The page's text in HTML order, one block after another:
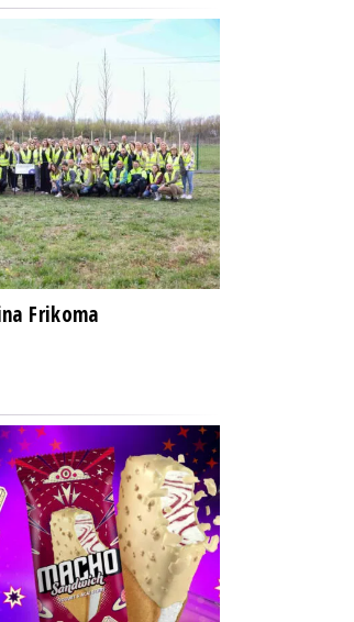
Frikoma